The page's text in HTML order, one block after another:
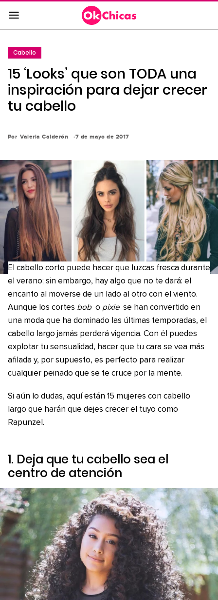
Saltar
al
contenido
la
navegación
principal
Cabello
15 ‘Looks’ que son TODA una
inspiración para dejar crecer
tu cabello
Por Valeria Calderón 7 de mayo de 2017
El cabello corto puede hacer que luzcas fresca durante
el verano; sin embargo, hay algo que no te dará: el
encanto al moverse de un lado al otro con el viento.
Aunque los cortes bob o pixie se han convertido en
una moda que ha dominado las últimas temporadas, el
cabello largo jamás perderá vigencia. Con él puedes
explotar tu sensualidad, hacer que tu cara se vea más
afilada y, por supuesto, es perfecto para realizar
cualquier peinado que se te cruce por la mente.
Si aún lo dudas, aquí están 15 mujeres con cabello
largo que harán que dejes crecer el tuyo como
Rapunzel.
1. Deja que tu cabello sea el
centro de atención